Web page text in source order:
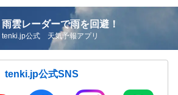
雨雲レーダーで雨を回避！
tenki.jp公式 天気予報アプリ
tenki.jp公式SNS